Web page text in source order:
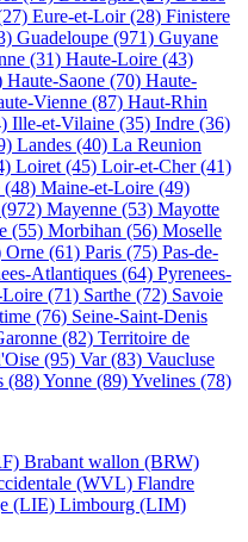
Eure-et-Loir(28) Finistere
Guadeloupe (971) Guyane
(31) Haute-Loire (43)
Haute-Saone (70) Haute-
Vienne (87) Haut-Rhin
Ille-et-Vilaine (35) Indre (36)
Landes (40) La Reunion
Loiret (45) Loir-et-Cher(41)
(48) Maine-et-Loire (49)
(972) Mayenne (53) Mayotte
(55) Morbihan (56) Moselle
Orne (61) Paris (75) Pas-de-
Atlantiques (64) Pyrenees-
Loire (71) Sarthe (72) Savoie
(76) Seine-Saint-Denis
(82) Territoire de
(95) Var(83) Vaucluse
(88)Yonne (89)Yvelines (78)
Brabant wallon (BRW)
(WVL) Flandre
(LIE) Limbourg (LIM)